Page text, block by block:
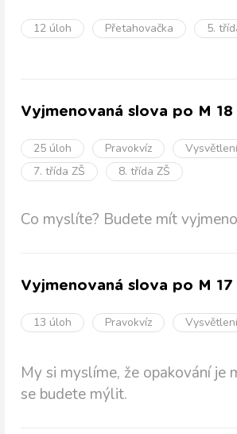
12 úloh Přetahovačka 5.
Vyjmenovaná slova po M 18
25 úloh Pravokvíz Vysvětlení
7. třída ZŠ
8. třída ZŠ
Co myslíte? Budete mít
Vyjmenovaná slova po M 17
13 úloh Pravokvíz Vysvětlení
My si myslíme, že opakování
se budete mýlit.